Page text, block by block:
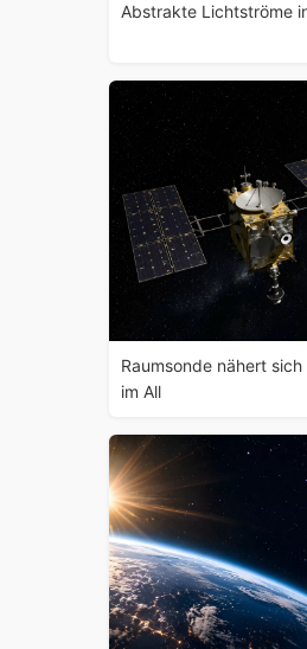
Abstrakte Lichtströme
Raumsonde nähert
im All